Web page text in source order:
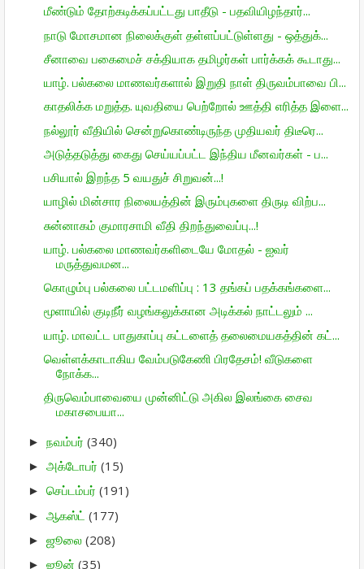
மீண்டும் தோற்கடிக்கப்பட்டது பாதீடு - பதவியிழந்தார்...
நாடு மோசமான நிலைக்குள் தள்ளப்பட்டுள்ளது - ஒத்துக்...
சீனாவை பகைமைச் சக்தியாக தமிழர்கள் பார்க்கக் கூடாது...
யாழ். பல்கலை மாணவர்களால் இறுதி நாள் திருவம்பாவை பி...
காதலிக்க மறுத்த. யுவதியை பெற்றோல் ஊத்தி எரித்த இளை...
நல்லூர் வீதியில் சென்றுகொண்டிருந்த முதியவர் திடீரெ...
அடுத்தடுத்து கைது செய்யப்பட்ட இந்திய மீனவர்கள் - ப...
பசியால் இறந்த 5 வயதுச் சிறுவன்...!
யாழில் மின்சார நிலையத்தின் இரும்புகளை திருடி விற்ப...
சுன்னாகம் குமாரசாமி வீதி திறந்துவைப்பு...!
யாழ். பல்கலை மாணவர்களிடையே மோதல் - ஐவர்
மருத்துவமன...
கொழும்பு பல்கலை பட்டமளிப்பு : 13 தங்கப் பதக்கங்களை...
மூளாயில் குடிநீர் வழங்கலுக்கான அடிக்கல் நாட்டலும் ...
யாழ். மாவட்ட பாதுகாப்பு கட்டளைத் தலைமையகத்தின் கட்...
வெள்ளக்காடாகிய வேம்படுகேணி பிரதேசம்! வீடுகளை
நோக்க...
திருவெம்பாவையை முன்னிட்டு அகில இலங்கை சைவ
மகாசபையா...
► நவம்பர் (340)
► அக்டோபர் (15)
► செப்டம்பர் (191)
► ஆகஸ்ட் (177)
► ஜூலை (208)
► ஜூன் (35)